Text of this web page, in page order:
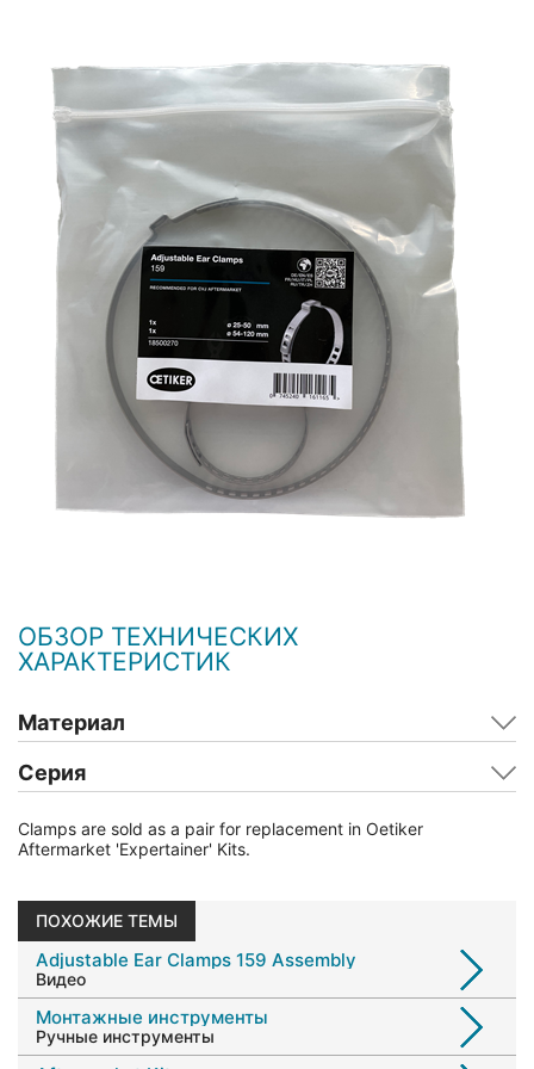
ОБЗОР ТЕХНИЧЕСКИХ
ХАРАКТЕРИСТИК
Материал
Серия
Clamps are sold as a pair for replacement in Oetiker
Aftermarket 'Expertainer' Kits.
ПОХОЖИЕ ТЕМЫ
Adjustable Ear Clamps 159 Assembly
Видео
Монтажные инструменты
Ручные инструменты